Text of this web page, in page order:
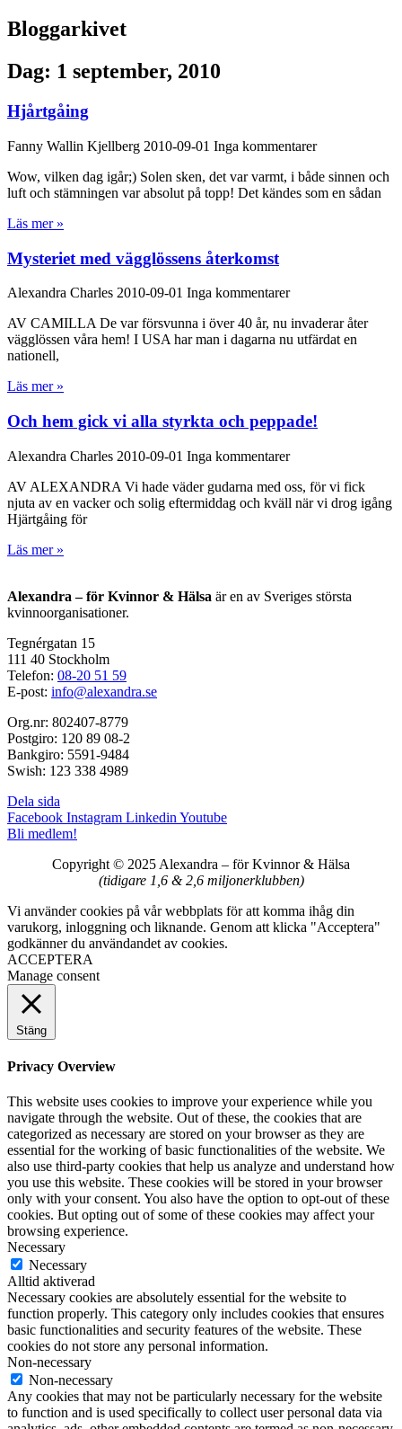
Bloggarkivet
Dag: 1 september, 2010
Hjårtgåing
Fanny Wallin Kjellberg 2010-09-01 Inga kommentarer
Wow, vilken dag igår;) Solen sken, det var varmt, i både sinnen och
luft och stämningen var absolut på topp! Det kändes som en sådan
Läs mer »
Mysteriet med vägglössens återkomst
Alexandra Charles 2010-09-01 Inga kommentarer
AV CAMILLA De var försvunna i över 40 år, nu invaderar åter
vägglössen våra hem! I USA har man i dagarna nu utfärdat en
nationell,
Läs mer »
Och hem gick vi alla styrkta och peppade!
Alexandra Charles 2010-09-01 Inga kommentarer
AV ALEXANDRA Vi hade väder gudarna med oss, för vi fick
njuta av en vacker och solig eftermiddag och kväll när vi drog igång
Hjärtgåing för
Läs mer »
Alexandra – för Kvinnor & Hälsa är en av Sveriges största
kvinnoorganisationer.
Tegnérgatan 15
111 40 Stockholm
Telefon: 08-20 51 59
E-post: info@alexandra.se
Org.nr: 802407-8779
Postgiro: 120 89 08-2
Bankgiro: 5591-9484
Swish: 123 338 4989
Dela sida
Facebook Instagram Linkedin Youtube
Bli medlem!
Copyright © 2025 Alexandra – för Kvinnor & Hälsa
(tidigare 1,6 & 2,6 miljonerklubben)
Vi använder cookies på vår webbplats för att komma ihåg din
varukorg, inloggning och liknande. Genom att klicka "Acceptera"
godkänner du användandet av cookies.
ACCEPTERA
Manage consent
Stäng
Privacy Overview
This website uses cookies to improve your experience while you
navigate through the website. Out of these, the cookies that are
categorized as necessary are stored on your browser as they are
essential for the working of basic functionalities of the website. We
also use third-party cookies that help us analyze and understand how
you use this website. These cookies will be stored in your browser
only with your consent. You also have the option to opt-out of these
cookies. But opting out of some of these cookies may affect your
browsing experience.
Necessary
Necessary
Alltid aktiverad
Necessary cookies are absolutely essential for the website to
function properly. This category only includes cookies that ensures
basic functionalities and security features of the website. These
cookies do not store any personal information.
Non-necessary
Non-necessary
Any cookies that may not be particularly necessary for the website
to function and is used specifically to collect user personal data via